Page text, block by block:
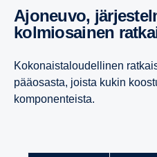
Ajoneuvo, järjes­telmä, palvelut –
kolmio­sainen
Kokonaistaloudellinen
pääosasta, joista kukin
komponenteista.